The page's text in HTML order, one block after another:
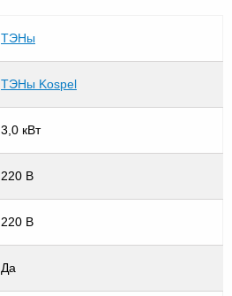
ТЭНы
ТЭНы Kospel
3,0 кВт
220 В
220 В
Да